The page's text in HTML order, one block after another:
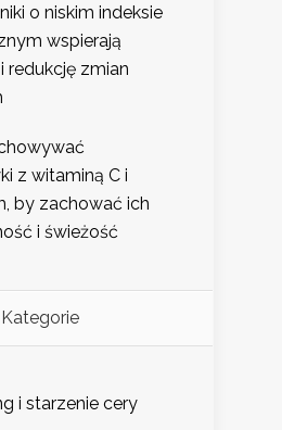
o niskim indeksie
wspierają
redukcję zmian
z witaminą C i
by zachować ich
i świeżość
Kategorie
i starzenie cery